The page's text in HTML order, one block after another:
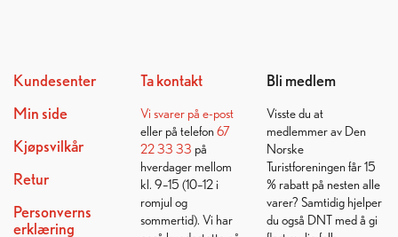
Kundesenter
Min side
Kjøpsvilkår
Retur
Personverns
erklæring
Ta kontakt
Vi svarer på e-post
eller på telefon 67
22 33 33 på
hverdager mellom
kl. 9–15 (10–12 i
romjul og
sommertid). Vi har
Bli medlem
Visste du at
medlemmer av Den
Norske
Turistforeningen får 15
% rabatt på nesten alle
varer? Samtidig hjelper
du også DNT med å gi